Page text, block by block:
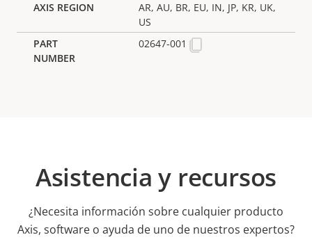
AR, AU, BR, EU, IN, JP, KR, UK,
US
02647-001
Asistencia y recursos
¿Necesita información sobre cualquier producto
Axis, software o ayuda de uno de nuestros expertos?